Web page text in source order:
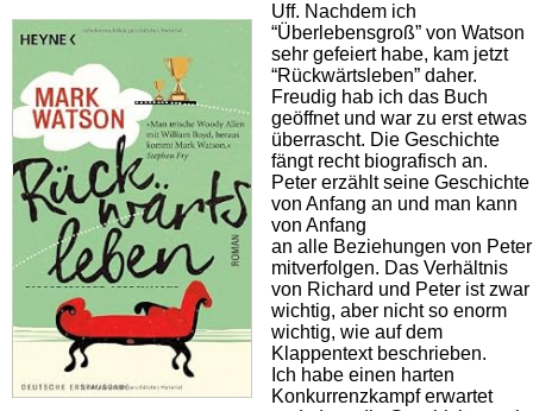
Uff. Nachdem ich
“Überlebensgroß” von Watson
sehr gefeiert habe, kam jetzt
“Rückwärtsleben” daher.
Freudig hab ich das Buch
geöffnet und war zu erst etwas
überrascht. Die Geschichte
fängt recht biografisch an.
Peter erzählt seine Geschichte
von Anfang an und man kann
von Anfang
an alle Beziehungen von Peter
mitverfolgen. Das Verhältnis
von Richard und Peter ist zwar
wichtig, aber nicht so enorm
wichtig, wie auf dem
Klappentext beschrieben.
Ich habe einen harten
Konkurrenzkampf erwartet